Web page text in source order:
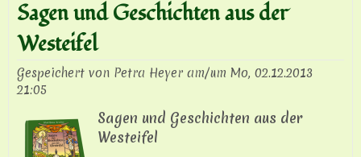
Sagen und Geschichten aus der
Westeifel
Gespeichert von Petra Heyer am/um Mo, 02.12.2013
21:05
Sagen und Geschichten aus der
Westeifel